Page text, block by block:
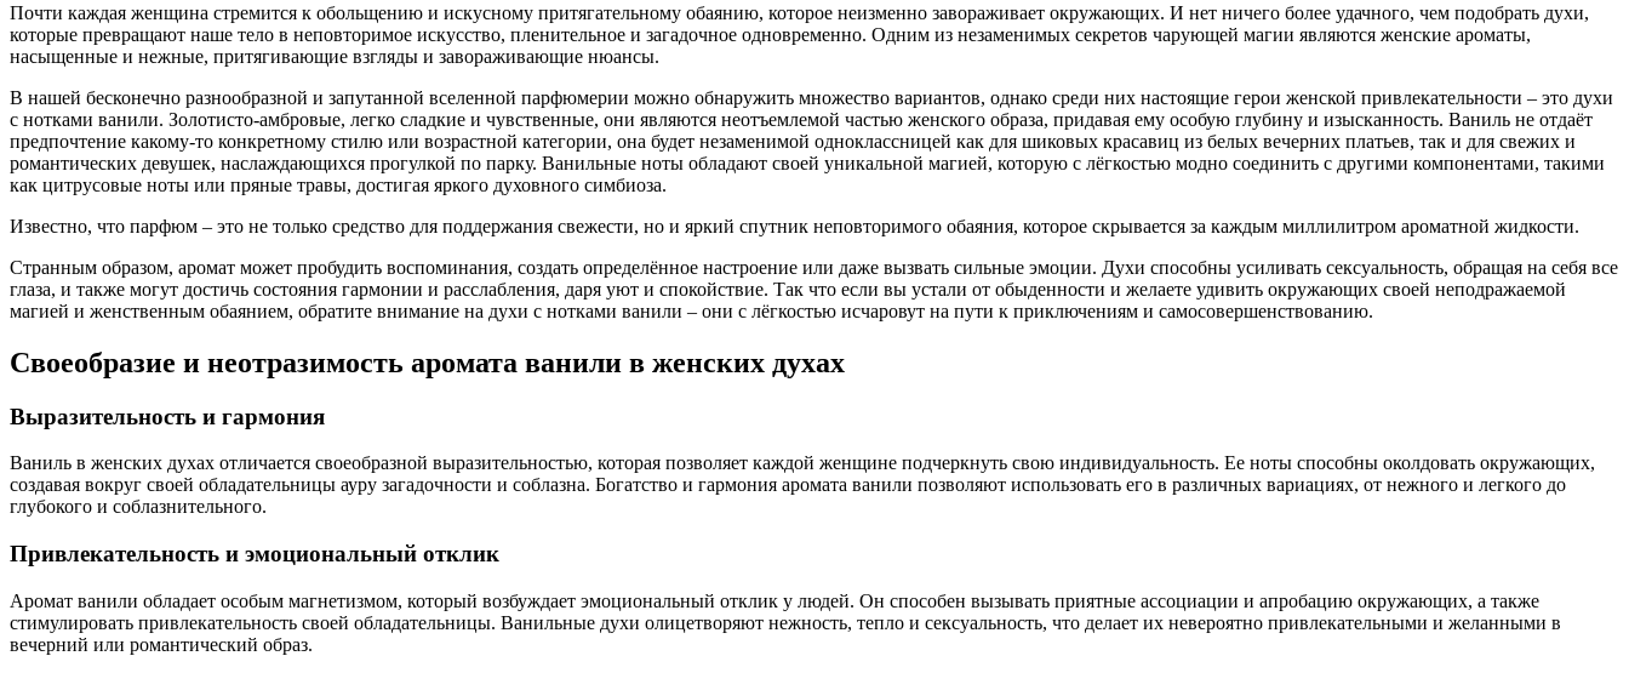
Почти каждая женщина стремится к обольщению и искусному притягательному обаянию, которое неизменно завораживает окружающих. И нет ничего более удачного, чем подобрать духи,
которые превращают наше тело в неповторимое искусство, пленительное и загадочное одновременно. Одним из незаменимых секретов чарующей магии являются женские ароматы,
насыщенные и нежные, притягивающие взгляды и завораживающие нюансы.
В нашей бесконечно разнообразной и запутанной вселенной парфюмерии можно обнаружить множество вариантов, однако среди них настоящие герои женской привлекательности – это духи
с нотками ванили. Золотисто-амбровые, легко сладкие и чувственные, они являются неотъемлемой частью женского образа, придавая ему особую глубину и изысканность. Ваниль не отдаёт
предпочтение какому-то конкретному стилю или возрастной категории, она будет незаменимой одноклассницей как для шиковых красавиц из белых вечерних платьев, так и для свежих и
романтических девушек, наслаждающихся прогулкой по парку. Ванильные ноты обладают своей уникальной магией, которую с лёгкостью модно соединить с другими компонентами, такими
как цитрусовые ноты или пряные травы, достигая яркого духовного симбиоза.
Известно, что парфюм – это не только средство для поддержания свежести, но и яркий спутник неповторимого обаяния, которое скрывается за каждым миллилитром ароматной жидкости.
Странным образом, аромат может пробудить воспоминания, создать определённое настроение или даже вызвать сильные эмоции. Духи способны усиливать сексуальность, обращая на себя все
глаза, и также могут достичь состояния гармонии и расслабления, даря уют и спокойствие. Так что если вы устали от обыденности и желаете удивить окружающих своей неподражаемой
магией и женственным обаянием, обратите внимание на духи с нотками ванили – они с лёгкостью исчаровут на пути к приключениям и самосовершенствованию.
Своеобразие и неотразимость аромата ванили в женских духах
Выразительность и гармония
Ваниль в женских духах отличается своеобразной выразительностью, которая позволяет каждой женщине подчеркнуть свою индивидуальность. Ее ноты способны околдовать окружающих,
создавая вокруг своей обладательницы ауру загадочности и соблазна. Богатство и гармония аромата ванили позволяют использовать его в различных вариациях, от нежного и легкого до
глубокого и соблазнительного.
Привлекательность и эмоциональный отклик
Аромат ванили обладает особым магнетизмом, который возбуждает эмоциональный отклик у людей. Он способен вызывать приятные ассоциации и апробацию окружающих, а также
стимулировать привлекательность своей обладательницы. Ванильные духи олицетворяют нежность, тепло и сексуальность, что делает их невероятно привлекательными и желанными в
вечерний или романтический образ.